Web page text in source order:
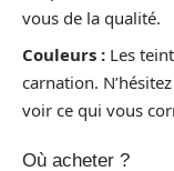
vous de la qualité.
Couleurs : Les
carnation.
voir ce qui vous
Où acheter ?